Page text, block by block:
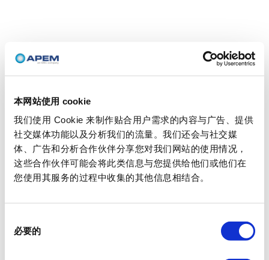
本网站使用 cookie
我们使用 Cookie 来制作贴合用户需求的内容与广告、提供
社交媒体功能以及分析我们的流量。我们还会与社交媒
体、广告和分析合作伙伴分享您对我们网站的使用情况，
这些合作伙伴可能会将此类信息与您提供给他们或他们在
您使用其服务的过程中收集的其他信息相结合。
必要的